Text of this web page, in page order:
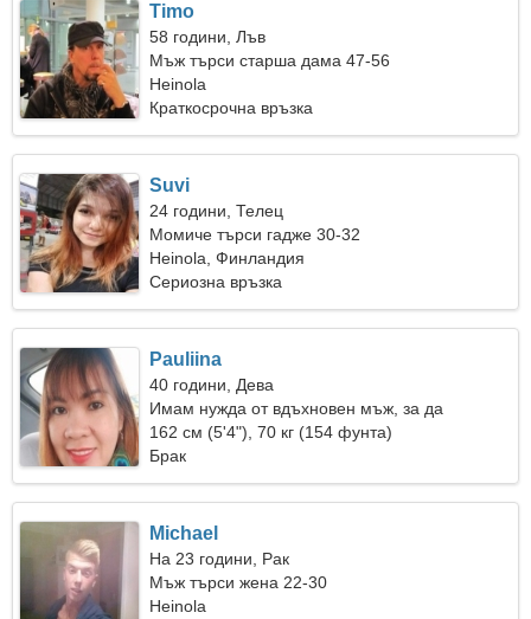
Timo
58 години, Лъв
Мъж търси старша дама 47-56
Heinola
Краткосрочна връзка
Suvi
24 години, Телец
Момиче търси гадже 30-32
Heinola, Финландия
Сериозна връзка
Pauliina
40 години, Дева
Имам нужда от вдъхновен мъж, за да
танцуваме заедно
162 см (5'4"), 70 кг (154 фунта)
Брак
Michael
На 23 години, Рак
Мъж търси жена 22-30
Heinola